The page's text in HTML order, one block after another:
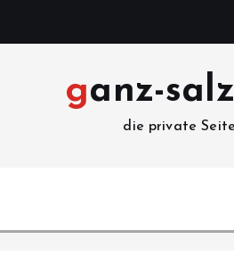
ganz-
die private